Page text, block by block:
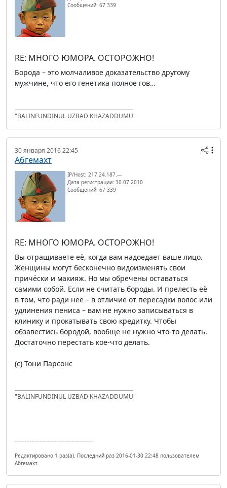
Сообщений: 67 339
RE: МНОГО ЮМОРА. ОСТОРОЖНО!
Борода – это молчаливое доказательство другому
мужчине, что его генетика полное гов…
"BALINFUNDINUL UZBAD KHAZADDUMU"
30 января 2016 22:45
Абгемахт
IP/Host: 217.24.187.---
Дата регистрации: 30.07.2010
Сообщений: 67 339
RE: МНОГО ЮМОРА. ОСТОРОЖНО!
Вы отращиваете её, когда вам надоедает ваше лицо.
Женщины могут бесконечно видоизменять свои
причёски и макияж. Но мы обречены оставаться
самими собой. Если не считать бороды. И прелесть её
в том, что ради неё – в отличие от пересадки волос или
удлинения пениса – вам не нужно записываться в
клинику и прокатывать свою кредитку. Чтобы
обзавестись бородой, вообще не нужно что-то делать.
Достаточно перестать кое-что делать.
(с) Тони Парсонс
"BALINFUNDINUL UZBAD KHAZADDUMU"
Редактировано 1 раз(а). Последний раз 2016-01-30 22:48 пользователем
Абгемахт.